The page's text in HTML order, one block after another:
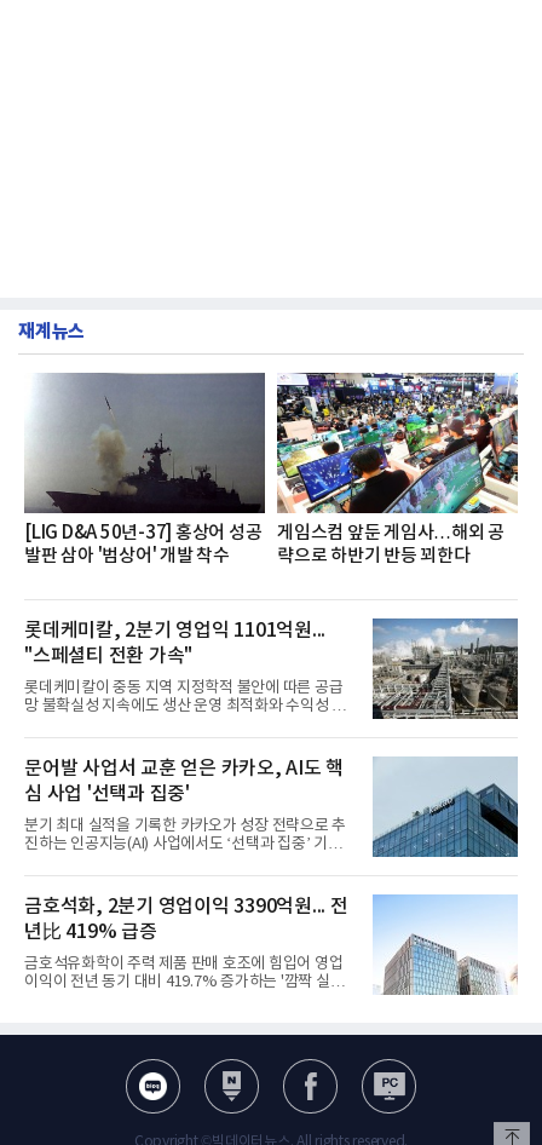
재계뉴스
[LIG D&A 50년-37] 홍상어 성공
발판 삼아 '범상어' 개발 착수
게임스컴 앞둔 게임사…해외 공
략으로 하반기 반등 꾀한다
롯데케미칼, 2분기 영업익 1101억원...
"스페셜티 전환 가속"
롯데케미칼이 중동 지역 지정학적 불안에 따른 공급
망 불확실성 지속에도 생산 운영 최적화와 수익성 중
어갔다.롯데케미칼이 2026년 2분기 연결 기준 매출
액 5조6864억원, 영업이익 1101억원을 기록했다고 7
일 밝혔다. 사업별로는 기초화학 부문(롯데케미칼 기
초소재사업·LC타이탄·LC USA·롯데대산석화)이 매
출 3조9403억원, 영업이익 23억원을 기록했다. 정기
보수 영향과 원료 가격 변동에 따른 래깅 효과로 전분
기 대비 수익성은 둔화됐지만 흑자 전환 흐름을 유지
우호적인 환율 효과
문어발 사업서 교훈 얻은 카카오, AI도 핵
심 사업 '선택과 집중'
분기 최대 실적을 기록한 카카오가 성장 전략으로 추
진하는 인공지능(AI) 사업에서도 ‘선택과 집중’ 기조
라 투자에 나서는 것과 달리, 카카오는 ‘카카오톡’이
라는 플랫폼 경쟁력을 활용한 AI 에이전트 서비스에
집중하는 전략이다. 과거 무리한 사업 확장 과정에서
겪었던 시행착오를 되풀이하지 않고 핵심 역량에 집
중하겠다는 취지로 풀이된다.7일 업계에 따르면 카카
오는 올해 2분기 연결 기준 매출 2조985억원, 영업이
익 2770억원을 기록했다. 전년 동기 대비 매출과 영업
금호석화, 2분기 영업이익 3390억원... 전
년比 419% 급증
금호석유화학이 주력 제품 판매 호조에 힘입어 영업
이익이 전년 동기 대비 419.7% 증가하는 '깜짝 실
가한 것으로 잠정 집계됐다고 7일 공시했다.매출은 2
조2682억원으로 지난해 동기 대비 27.9% 증가했다.
순이익은 3004억원으로 420.4% 늘었다.이번 호실적
은 주력 제품인 NB라텍스와 합성수지 판매 호조가 견
인한 것으로 풀이된다. 미국의 중국산 의료용 고무장